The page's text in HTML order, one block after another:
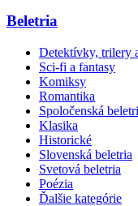
Beletria
Detektívky, trilery
Sci-fi a fantasy
Komiksy
Romantika
Spoločenská
Klasika
Historické
Slovenská beletria
Svetová beletria
Poézia
Ďalšie kategórie